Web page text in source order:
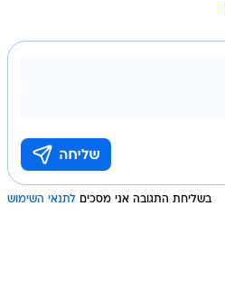
בשליחת התגובה אני מסכים לתנאי השימוש